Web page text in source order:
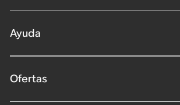
Ayuda
Ofertas